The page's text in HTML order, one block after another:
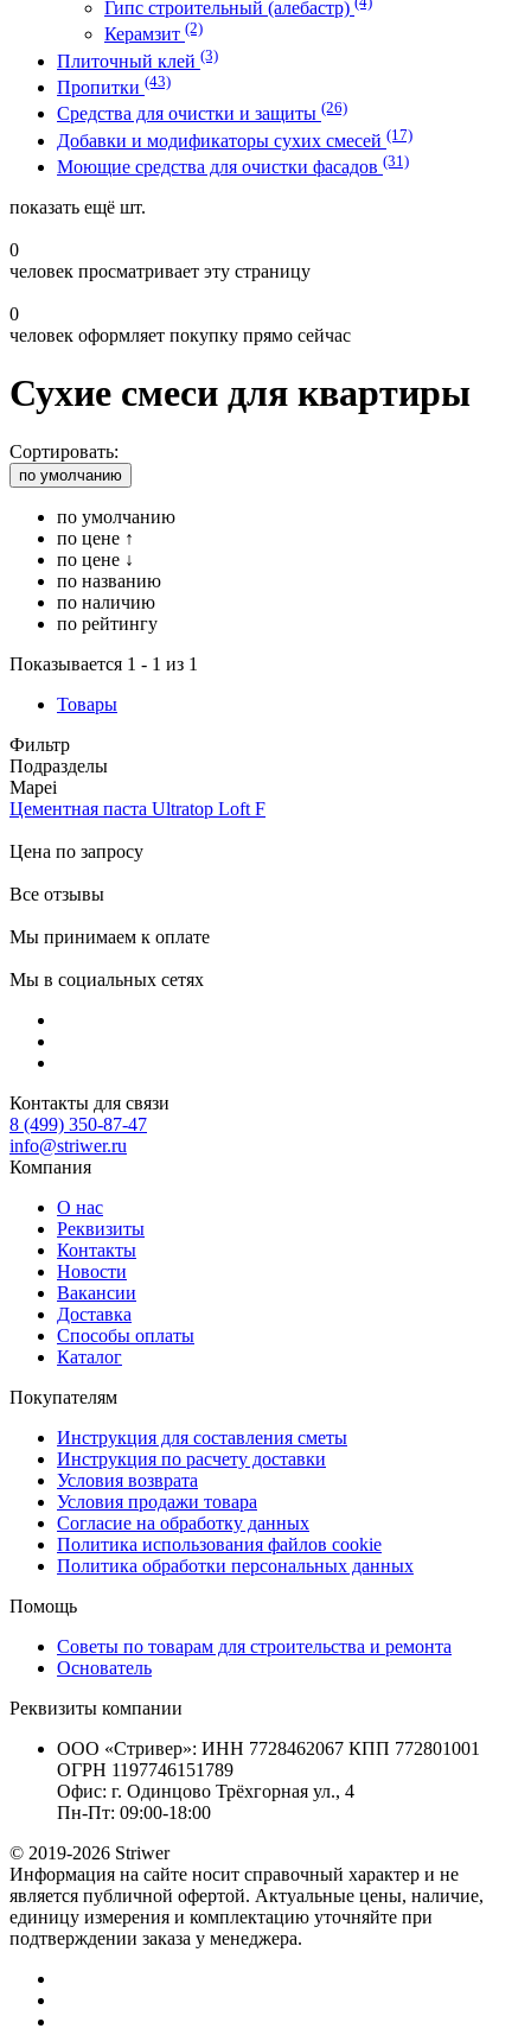
Гипс строительный (алебастр)
Керамзит (2)
Плиточный клей (3)
Пропитки (43)
Средства для очистки и защиты (26)
Добавки и модификаторы сухих смесей (17)
Моющие средства для очистки фасадов (31)
показать ещё шт.
0
человек просматривает эту страницу
0
человек оформляет покупку прямо сейчас
Сухие смеси для квартиры
Сортировать:
по умолчанию
по умолчанию
по цене ↑
по цене ↓
по названию
по наличию
по рейтингу
Показывается 1 - 1 из 1
Товары
Фильтр
Подразделы
Mapei
Цементная паста Ultratop Loft F
Цена по запросу
Все отзывы
Мы принимаем к оплате
Мы в социальных сетях
Контакты для связи
8 (499) 350-87-47
info@striwer.ru
Компания
О нас
Реквизиты
Контакты
Новости
Вакансии
Доставка
Способы оплаты
Каталог
Покупателям
Инструкция для составления сметы
Инструкция по расчету доставки
Условия возврата
Условия продажи товара
Согласие на обработку данных
Политика использования файлов cookie
Политика обработки персональных данных
Помощь
Советы по товарам для строительства и ремонта
Основатель
Реквизиты компании
ООО «Стривер»: ИНН 7728462067 КПП 772801001
ОГРН 1197746151789
Офис: г. Одинцово Трёхгорная ул., 4
Пн-Пт: 09:00-18:00
© 2019-2026 Striwer
Информация на сайте носит справочный характер и не
является публичной офертой. Актуальные цены, наличие,
единицу измерения и комплектацию уточняйте при
подтверждении заказа у менеджера.